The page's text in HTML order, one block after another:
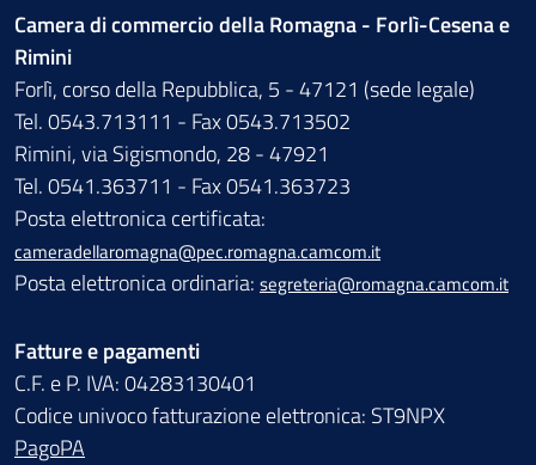
Camera di commercio della Romagna - Forlì-Cesena e
Rimini
Forlì, corso della Repubblica, 5 - 47121 (sede legale)
Tel. 0543.713111 - Fax 0543.713502
Rimini, via Sigismondo, 28 - 47921
Tel. 0541.363711 - Fax 0541.363723
Posta elettronica certificata:
cameradellaromagna@pec.romagna.camcom.it
Posta elettronica ordinaria: segreteria@romagna.camcom.it
Fatture e pagamenti
C.F. e P. IVA: 04283130401
Codice univoco fatturazione elettronica: ST9NPX
PagoPA